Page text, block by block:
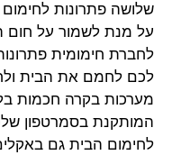
שלושה פתרונות
על מנת לשמור על חום
לחברת חימומית
לכם לחמם את הבית
מערכות בקרה חכמות
המותקנת בסמרטפון
לחימום הבית גם